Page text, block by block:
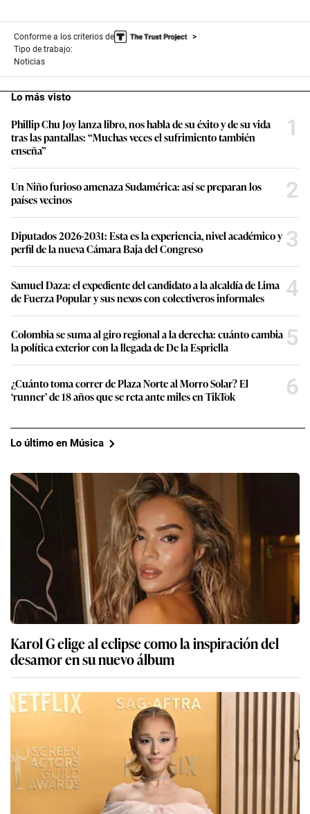
Conforme a los criterios de
Tipo de trabajo:
Noticias
Lo más visto
Phillip Chu Joy lanza libro, nos habla de su éxito y de su vida
tras las pantallas: “Muchas veces el sufrimiento también
enseña”
1
Un Niño furioso amenaza Sudamérica: así se preparan los
países vecinos
2
Diputados 2026-2031: Esta es la experiencia, nivel académico y
perfil de la nueva Cámara Baja del Congreso
3
Samuel Daza: el expediente del candidato a la alcaldía de Lima
de Fuerza Popular y sus nexos con colectiveros informales
4
Colombia se suma al giro regional a la derecha: cuánto cambia
la política exterior con la llegada de De la Espriella
5
¿Cuánto toma correr de Plaza Norte al Morro Solar? El
‘runner’ de 18 años que se reta ante miles en TikTok
6
Lo último en Música
Karol G elige al eclipse como la inspiración del
desamor en su nuevo álbum